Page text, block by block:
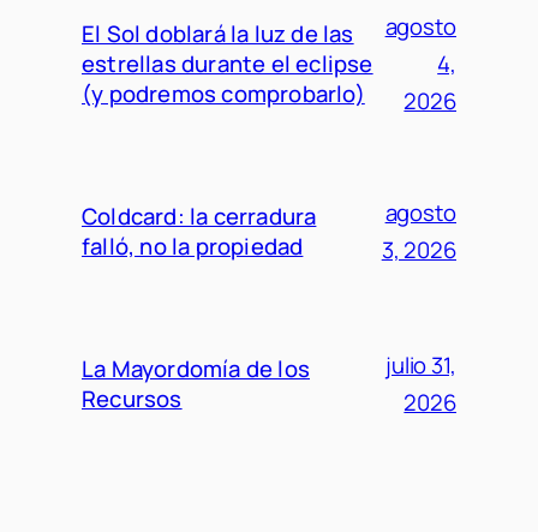
El Sol doblará la luz de las
estrellas durante el eclipse
(y podremos comprobarlo)
agosto
4,
2026
Coldcard: la cerradura
falló, no la propiedad
agosto
3, 2026
La Mayordomía de los
Recursos
julio 31,
2026